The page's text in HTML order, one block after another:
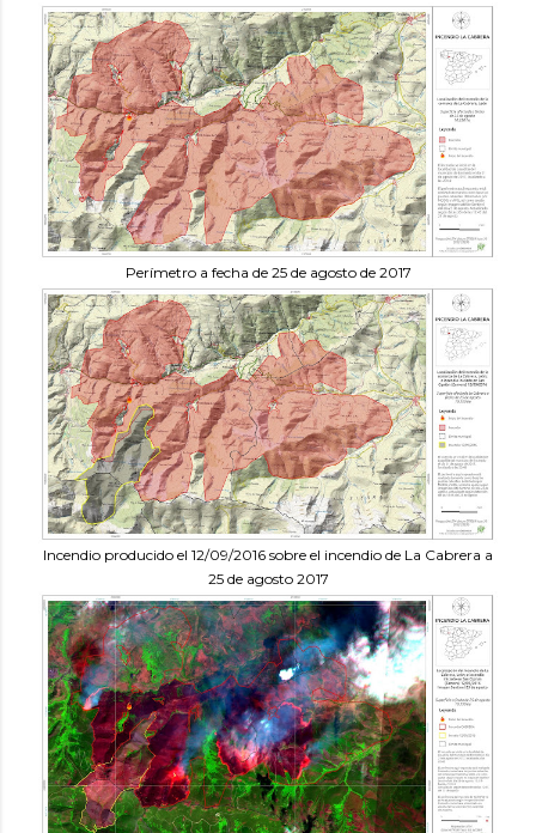
Perímetro a fecha de 25 de agosto de 2017
Incendio producido el 12/09/2016 sobre el incendio de La Cabrera a
25 de agosto 2017